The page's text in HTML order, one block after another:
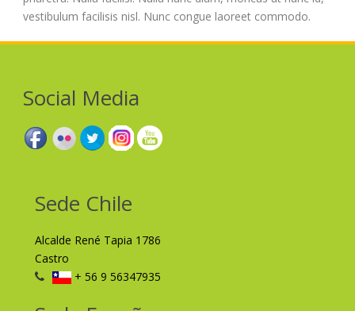
vestibulum facilisis nisl. Nunc congue laoreet commodo.
Social Media
Sede Chile
Alcalde René Tapia 1786
Castro
+ 56 9 56347935